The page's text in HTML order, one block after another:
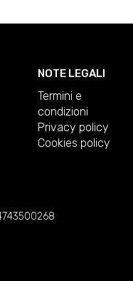
NOTE LEGALI
Termini e
condizioni
Privacy policy
Cookies policy